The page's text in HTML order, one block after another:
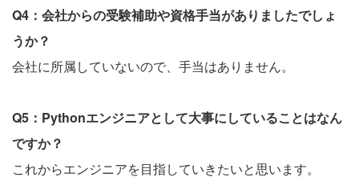
Q4：会社からの受験補助や資格手当がありましたでしょ
うか？
会社に所属していないので、手当はありません。
Q5：Pythonエンジニアとして大事にしていることはなん
ですか？
これからエンジニアを目指していきたいと思います。